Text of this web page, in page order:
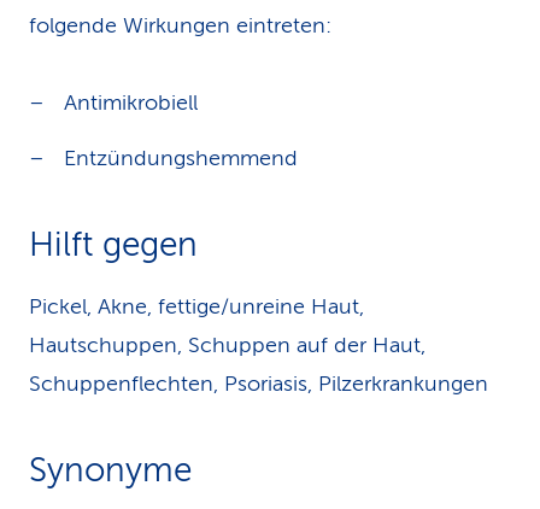
folgende Wirkungen eintreten:
Antimikrobiell
Entzündungshemmend
Hilft gegen
Pickel, Akne, fettige/unreine Haut,
Hautschuppen, Schuppen auf der Haut,
Schuppenflechten, Psoriasis, Pilzerkrankungen
Synonyme